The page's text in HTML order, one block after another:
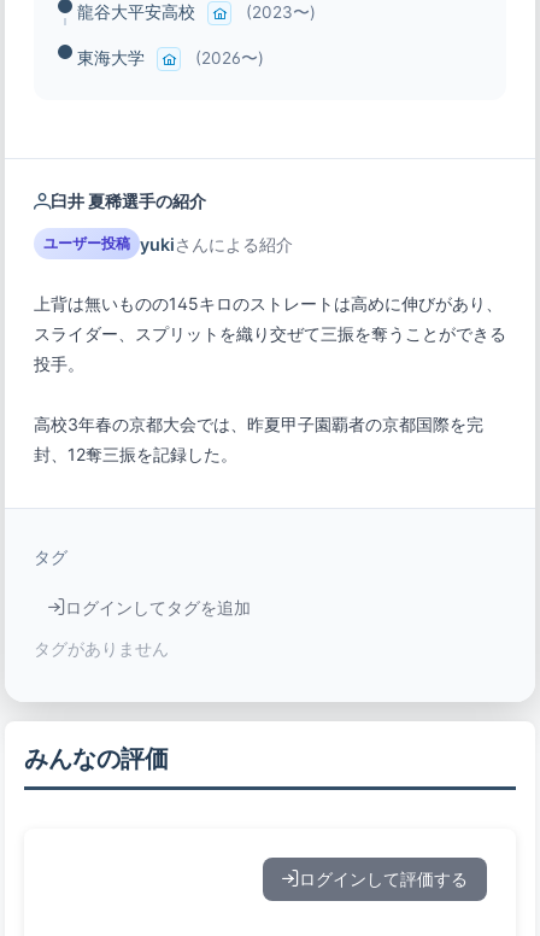
龍谷大平安高校 (2023〜)
東海大学 (2026〜)
臼井 夏稀選手の紹介
ユーザー投稿 yukiさんによる紹介
上背は無いものの145キロのストレートは高めに伸びがあり、
スライダー、スプリットを織り交ぜて三振を奪うことができる
高校3年春の京都大会では、昨夏甲子園覇者の京都国際を完
封、12奪三振を記録した。
タグ
ログインしてタグを追加
タグがありません
みんなの評価
ログインして評価する